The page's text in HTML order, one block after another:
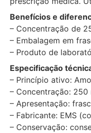
Benefícios e
– Concentração de
– Embalagem em
– Produto de
Especificação
– Princípio ativo:
– Concentração: 250
– Apresentação:
– Fabricante: EMS
– Conservação: